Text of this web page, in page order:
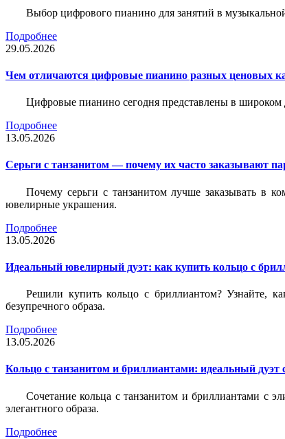
Выбор цифрового пианино для занятий в
Подробнее
29.05.2026
Чем отличаются цифровые пианино разных ценовых
Цифровые пианино сегодня представлены в широком
Подробнее
13.05.2026
Серьги с танзанитом — почему их часто заказывают
Почему серьги с танзанитом лучше заказывать в
ювелирные украшения.
Подробнее
13.05.2026
Идеальный ювелирный дуэт: как купить кольцо с
Решили купить кольцо с бриллиантом? Узнайте,
безупречного образа.
Подробнее
13.05.2026
Кольцо с танзанитом и бриллиантами: идеальный дуэт
Сочетание кольца с танзанитом и бриллиантами с
элегантного образа.
Подробнее